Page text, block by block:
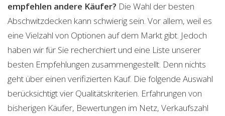
empfehlen andere Käufer? Die Wahl der besten
Abschwitzdecken kann schwierig sein. Vor allem, weil es
eine Vielzahl von Optionen auf dem Markt gibt. Jedoch
haben wir für Sie recherchiert und eine Liste unserer
besten Empfehlungen zusammengestellt. Denn nichts
geht über einen verifizierten Kauf. Die folgende Auswahl
berücksichtigt vier Qualitätskriterien. Erfahrungen von
bisherigen Käufer, Bewertungen im Netz, Verkaufszahl